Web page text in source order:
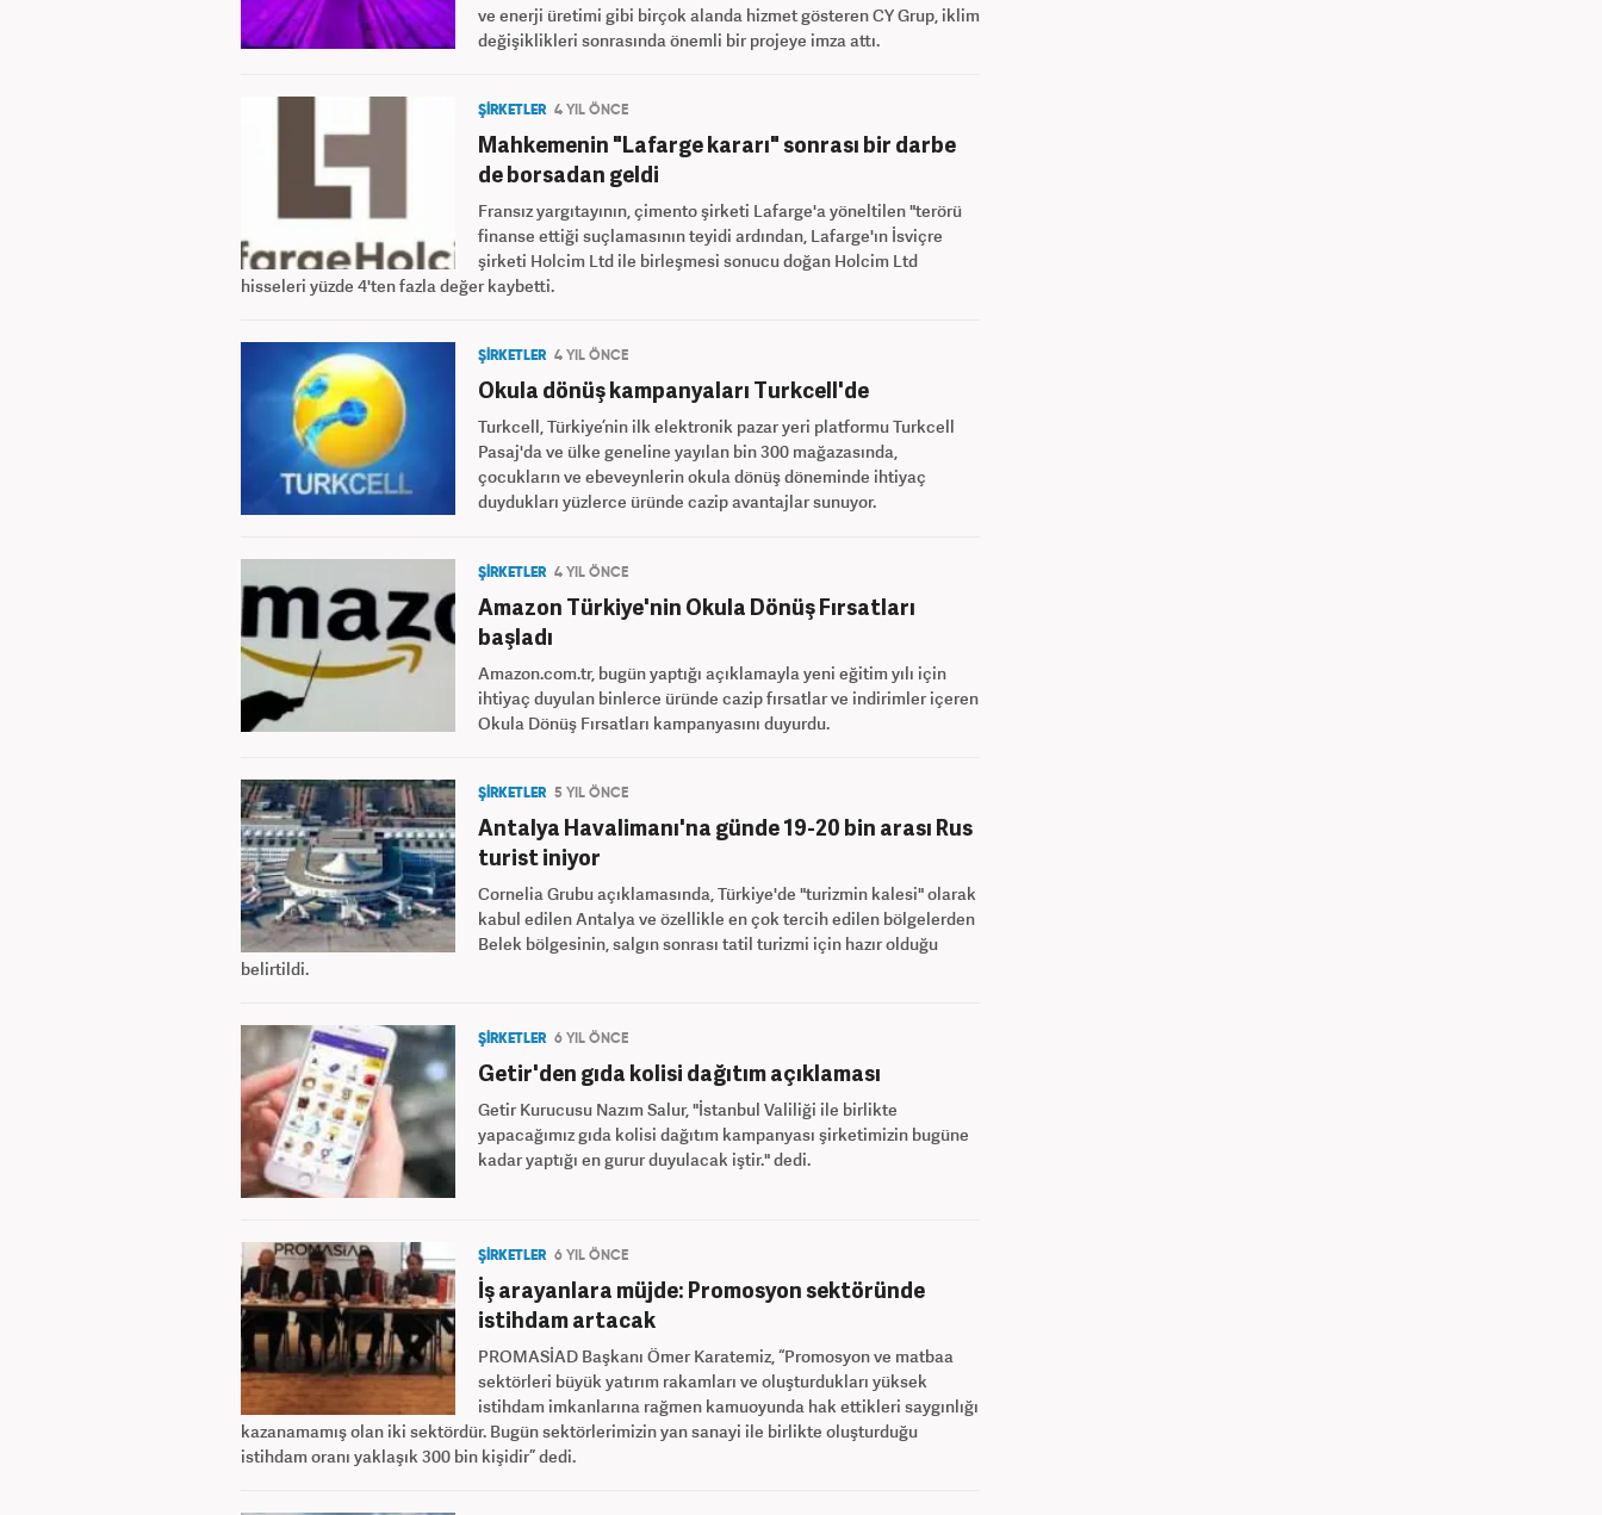
ve enerji üretimi gibi birçok alanda hizmet gösteren CY Grup, iklim
değişiklikleri sonrasında önemli bir projeye imza attı.
ŞİRKETLER 4 YIL ÖNCE
Mahkemenin "Lafarge kararı" sonrası bir darbe
de borsadan geldi
Fransız yargıtayının, çimento şirketi Lafarge'a yöneltilen "terörü
finanse ettiği suçlamasının teyidi ardından, Lafarge'ın İsviçre
şirketi Holcim Ltd ile birleşmesi sonucu doğan Holcim Ltd
hisseleri yüzde 4'ten fazla değer kaybetti.
ŞİRKETLER 4 YIL ÖNCE
Okula dönüş kampanyaları Turkcell'de
Turkcell, Türkiye’nin ilk elektronik pazar yeri platformu Turkcell
Pasaj'da ve ülke geneline yayılan bin 300 mağazasında,
çocukların ve ebeveynlerin okula dönüş döneminde ihtiyaç
duydukları yüzlerce üründe cazip avantajlar sunuyor.
ŞİRKETLER 4 YIL ÖNCE
Amazon Türkiye'nin Okula Dönüş Fırsatları
başladı
Amazon.com.tr, bugün yaptığı açıklamayla yeni eğitim yılı için
ihtiyaç duyulan binlerce üründe cazip fırsatlar ve indirimler içeren
Okula Dönüş Fırsatları kampanyasını duyurdu.
ŞİRKETLER 5 YIL ÖNCE
Antalya Havalimanı'na günde 19-20 bin arası Rus
turist iniyor
Cornelia Grubu açıklamasında, Türkiye'de "turizmin kalesi" olarak
kabul edilen Antalya ve özellikle en çok tercih edilen bölgelerden
Belek bölgesinin, salgın sonrası tatil turizmi için hazır olduğu
belirtildi.
ŞİRKETLER 6 YIL ÖNCE
Getir'den gıda kolisi dağıtım açıklaması
Getir Kurucusu Nazım Salur, "İstanbul Valiliği ile birlikte
yapacağımız gıda kolisi dağıtım kampanyası şirketimizin bugüne
kadar yaptığı en gurur duyulacak iştir." dedi.
ŞİRKETLER 6 YIL ÖNCE
İş arayanlara müjde: Promosyon sektöründe
istihdam artacak
PROMASİAD Başkanı Ömer Karatemiz, “Promosyon ve matbaa
sektörleri büyük yatırım rakamları ve oluşturdukları yüksek
istihdam imkanlarına rağmen kamuoyunda hak ettikleri saygınlığı
kazanamamış olan iki sektördür. Bugün sektörlerimizin yan sanayi ile birlikte oluşturduğu
istihdam oranı yaklaşık 300 bin kişidir” dedi.